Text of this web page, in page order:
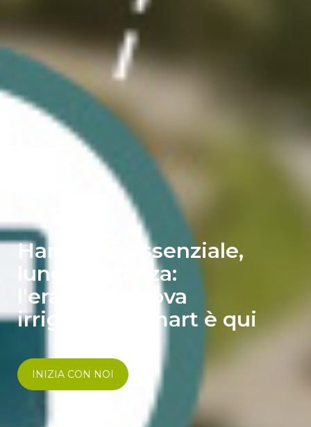
Hardware essenziale,
lunga distanza:
l'era della nuova
irrigazione smart è qui
INIZIA CON NOI